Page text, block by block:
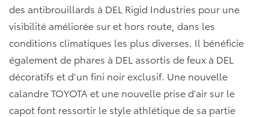
des antibrouillards à DEL Rigid Industries pour une
visibilité améliorée sur et hors route, dans les
conditions climatiques les plus diverses. Il bénéficie
également de phares à DEL assortis de feux à DEL
décoratifs et d’un fini noir exclusif. Une nouvelle
calandre TOYOTA et une nouvelle prise d’air sur le
capot font ressortir le style athlétique de sa partie